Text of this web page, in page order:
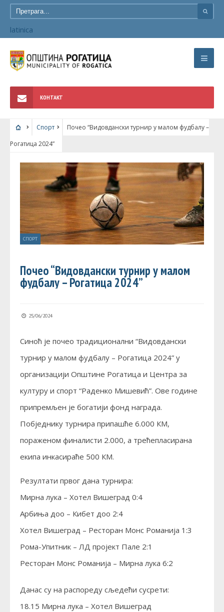
latinica
КОНТАКТ
Спорт
Почео “Видовдански турнир у малом фудбалу –
Рогатица 2024”
СПОРТ
Почео “Видовдански турнир у малом
фудбалу – Рогатица 2024”
25/06/2024
Синоћ је почео традиционални “Видовдански
турнир у малом фудбалу – Рогатица 2024” у
организацији Општине Рогатица и Центра за
културу и спорт “Раденко Мишевић”. Ове године
припремљен је богатији фонд награда.
Побједнику турнира припашће 6.000 КМ,
пораженом финалисти 2.000, а трећепласирана
екипа инкасираће 500 КМ.
Резултати првог дана турнира:
Мирна лука – Хотел Вишеград 0:4
Арбиња доо – Кибет доо 2:4
Хотел Вишеград – Ресторан Монс Романија 1:3
Рома-Упитник – ЛД пројект Пале 2:1
Ресторан Монс Романија – Мирна лука 6:2
Данас су на распореду сљедећи сусрети:
18.15 Мирна лука – Хотел Вишеград